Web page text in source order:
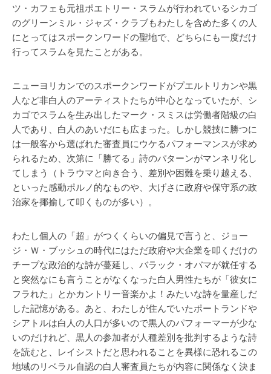
ツ・カフェも元祖ポエトリー・スラムが行われているシカゴ
のグリーンミル・ジャズ・クラブもわたしを含めた多くの人
にとってはスポークンワードの聖地で、どちらにも一度だけ
行ってスラムを見たことがある。
ニューヨリカンでのスポークンワードがプエルトリカンや黒
人など非白人のアーティストたちが中心となっていたが、シ
カゴでスラムを生み出したマーク・スミスは労働者階級の白
人であり、白人のあいだにも広まった。しかし競技に勝つに
は一般客から選ばれた審査員にウケるパフォーマンスが求め
られるため、次第に「勝てる」詩のパターンがマンネリ化し
てしまう（トラウマと向き合う、差別や困難を乗り越える、
といった感動ポルノ的なものや、大げさに政府や保守系の政
治家を揶揄して叩くものが多い）。
わたし個人の「超」がつくくらいの偏見で言うと、ジョー
ジ・Ｗ・ブッシュの時代にはただ政府や大企業を叩くだけの
チープな政治的な詩が蔓延し、バラック・オバマが就任する
と突然なにも言うことがなくなった白人男性たちが「彼女に
フラれた」とかカントリー音楽かよ！みたいな詩を量産しだ
した記憶がある。あと、わたしが住んでいたポートランドや
シアトルは白人の人口が多いので黒人のパフォーマーが少な
いのだけれど、黒人の参加者が人種差別を批判するような詩
を読むと、レイシストだと思われることを異様に恐れるこの
地域のリベラル自認の白人審査員たちが内容に関係なく決ま